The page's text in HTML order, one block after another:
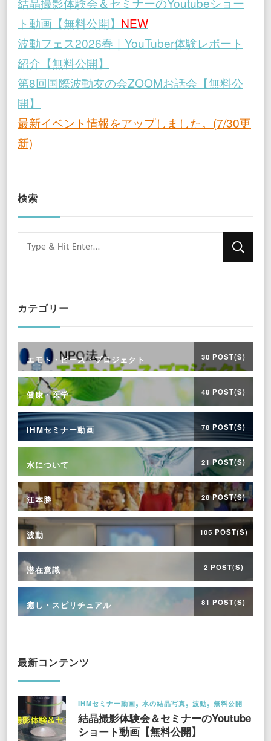
ト動画【無料公開】 NEW
波動フェス2026春｜YouTuber体験レポート
紹介【無料公開】
第8回国際波動友の会ZOOMお話会【無料公
開】
最新イベント情報をアップしました。(7/30更
新)
検索
Looking
for
カテゴリー
エモト・ピース・プロジェクト 30 POST(S)
健康・医学 48 POST(S)
IHMセミナー動画 78 POST(S)
水について 21 POST(S)
江本勝 28 POST(S)
波動 105 POST(S)
潜在意識 2 POST(S)
癒し・スピリチュアル 81 POST(S)
最新コンテンツ
IHMセミナー動画 水の結晶写真 波動 無料公開
結晶撮影体験会＆セミナーのYoutube
ショート動画【無料公開】